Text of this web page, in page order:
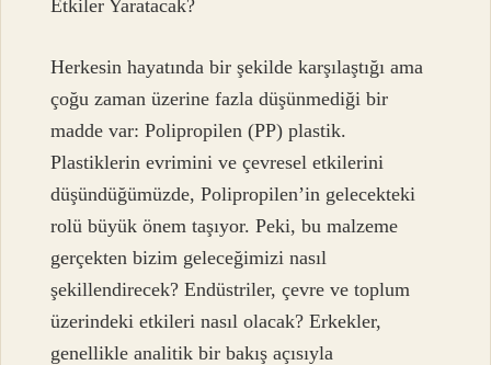
Etkiler Yaratacak?
Herkesin hayatında bir şekilde karşılaştığı ama
çoğu zaman üzerine fazla düşünmediği bir
madde var: Polipropilen (PP) plastik.
Plastiklerin evrimini ve çevresel etkilerini
düşündüğümüzde, Polipropilen’in gelecekteki
rolü büyük önem taşıyor. Peki, bu malzeme
gerçekten bizim geleceğimizi nasıl
şekillendirecek? Endüstriler, çevre ve toplum
üzerindeki etkileri nasıl olacak? Erkekler,
genellikle analitik bir bakış açısıyla